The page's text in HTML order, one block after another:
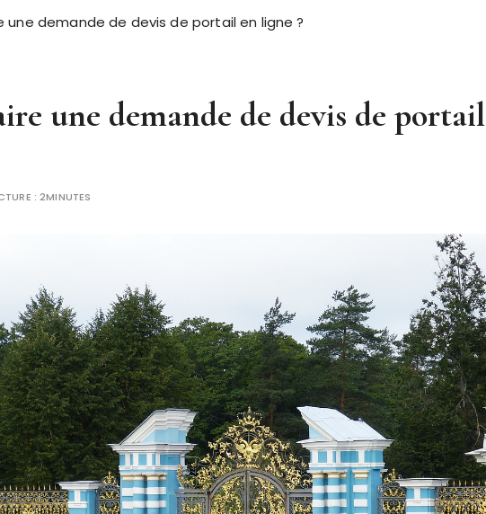
demande de devis de portail en ligne ?
une demande de devis de portail
:2MINUTES